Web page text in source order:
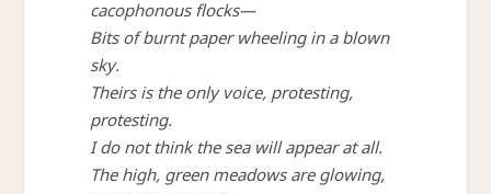
cacophonous flocks—
Bits of burnt paper wheeling in a blown
sky.
Theirs is the only voice, protesting,
protesting.
I do not think the sea will appear at all.
The high, green meadows are glowing,